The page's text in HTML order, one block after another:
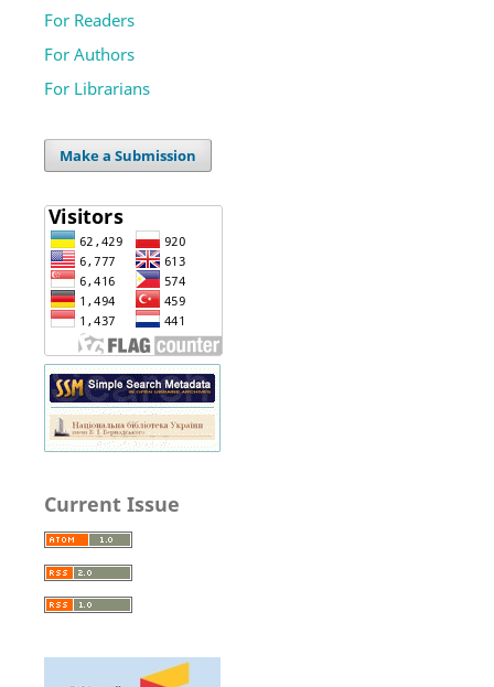
For Readers
For Authors
For Librarians
Make a Submission
Current Issue